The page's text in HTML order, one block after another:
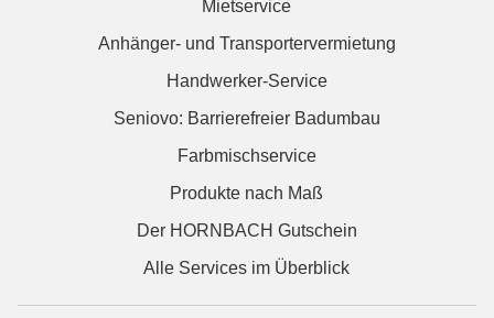
Mietservice
Anhänger- und Transportervermietung
Handwerker-Service
Seniovo: Barrierefreier Badumbau
Farbmischservice
Produkte nach Maß
Der HORNBACH Gutschein
Alle Services im Überblick